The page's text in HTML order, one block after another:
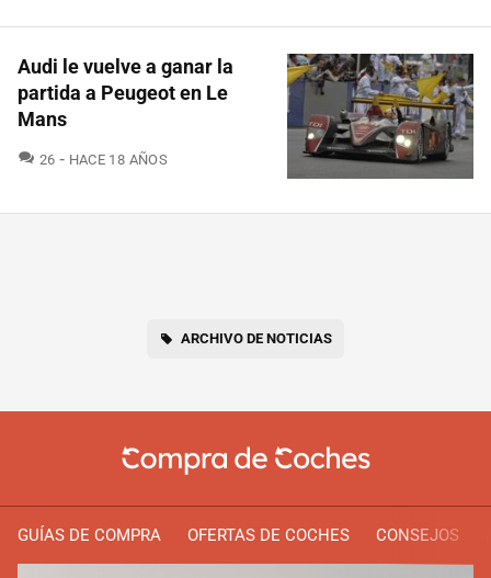
Audi le vuelve a ganar la
partida a Peugeot en Le
Mans
26 COMENTARIOS
HACE 18 AÑOS
ARCHIVO DE NOTICIAS
GUÍAS DE COMPRA OFERTAS DE COCHES CONSEJOS